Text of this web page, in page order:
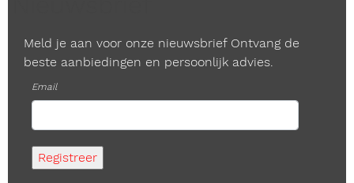
Meld je aan voor onze nieuwsbrief Ontvang de
beste aanbiedingen en persoonlijk advies.
Email